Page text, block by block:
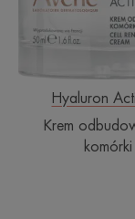
Hyaluron
Krem
komórki